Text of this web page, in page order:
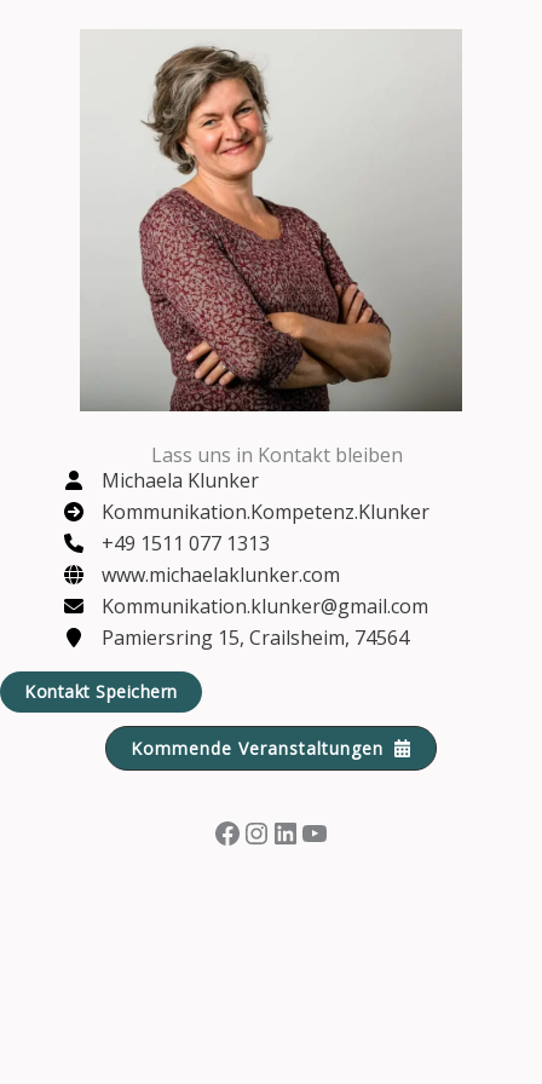
Lass uns in Kontakt bleiben
Michaela Klunker
Kommunikation.Kompetenz.Klunker
+49 1511 077 1313
www.michaelaklunker.com
Kommunikation.klunker@gmail.com
Pamiersring 15, Crailsheim, 74564
Kontakt Speichern
Kommende Veranstaltungen
Facebook
Instagram
LinkedIn
YouTube